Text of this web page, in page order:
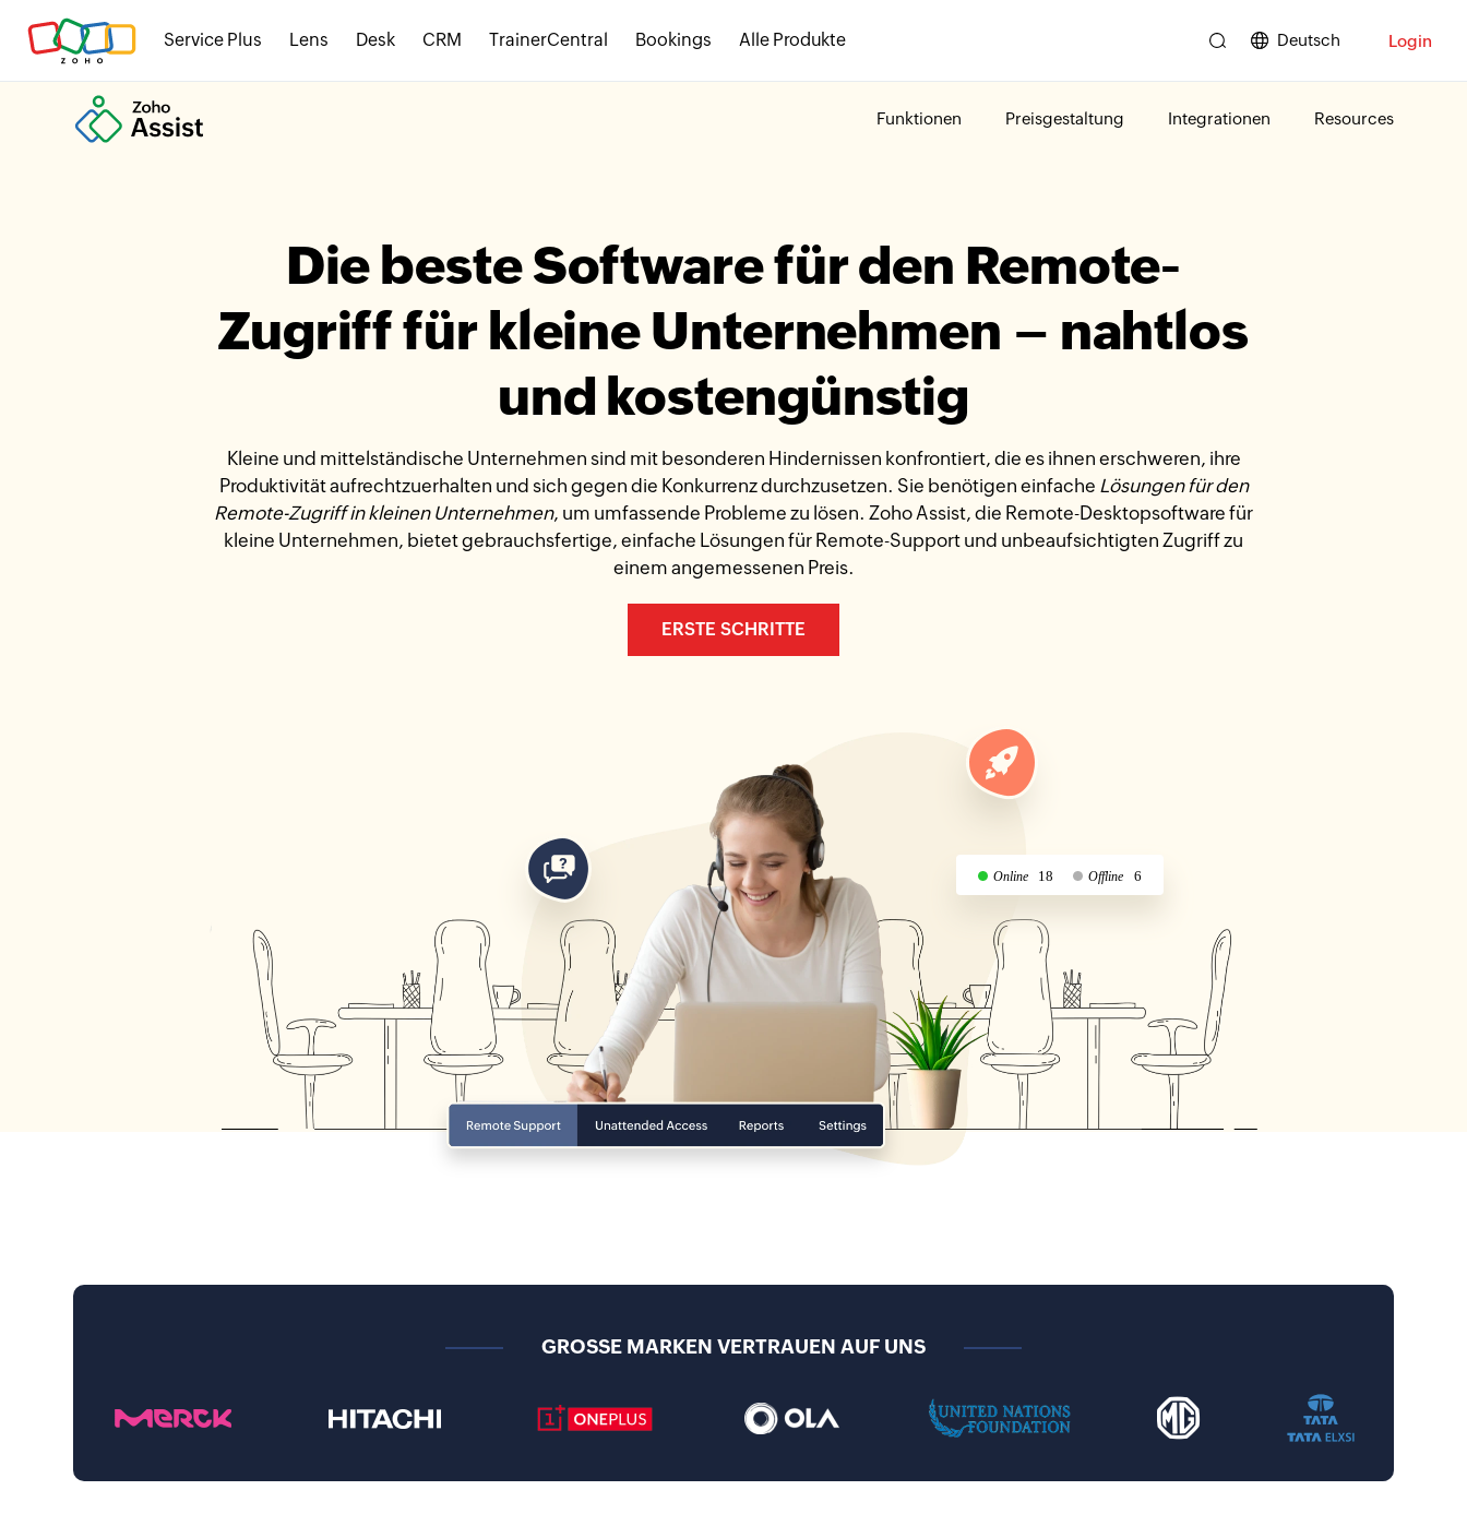
Service Plus Lens Desk CRM TrainerCentral Bookings Alle Produkte Deutsch Login
Funktionen Preisgestaltung Integrationen Resources
Die beste Software für den Remote-
Zugriff für kleine Unternehmen – nahtlos
und kostengünstig
Kleine und mittelständische Unternehmen sind mit besonderen Hindernissen konfrontiert, die es ihnen erschweren, ihre
Produktivität aufrechtzuerhalten und sich gegen die Konkurrenz durchzusetzen. Sie benötigen einfache Lösungen für den
Remote-Zugriff in kleinen Unternehmen, um umfassende Probleme zu lösen. Zoho Assist, die Remote-Desktopsoftware für
kleine Unternehmen, bietet gebrauchsfertige, einfache Lösungen für Remote-Support und unbeaufsichtigten Zugriff zu
einem angemessenen Preis.
ERSTE SCHRITTE
GROSSE MARKEN VERTRAUEN AUF UNS